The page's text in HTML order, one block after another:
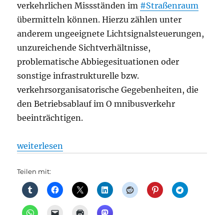
verkehrlichen Missständen im #Straßenraum
übermitteln können. Hierzu zählen unter
anderem ungeeignete Lichtsignalsteuerungen,
unzureichende Sichtverhältnisse,
problematische Abbiegesituationen oder
sonstige infrastrukturelle bzw.
verkehrsorganisatorische Gegebenheiten, die
den Betriebsablauf im O mnibusverkehr
beeinträchtigen.
„Meldesysteme der BVG für Fahrerhinweise zu
weiterlesen
Teilen mit: